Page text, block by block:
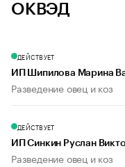
ОКВЭД
ДЕЙСТВУЕТ
ИП Шипилова Марина
Разведение овец и коз
ДЕЙСТВУЕТ
ИП Синкин Руслан
Разведение овец и коз